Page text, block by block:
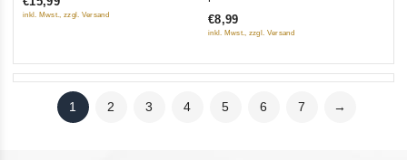
of
inkl. Mwst., zzgl. Versand
€8,99
inkl. Mwst., zzgl. Versand
1 2 3 4 5 6 7 →